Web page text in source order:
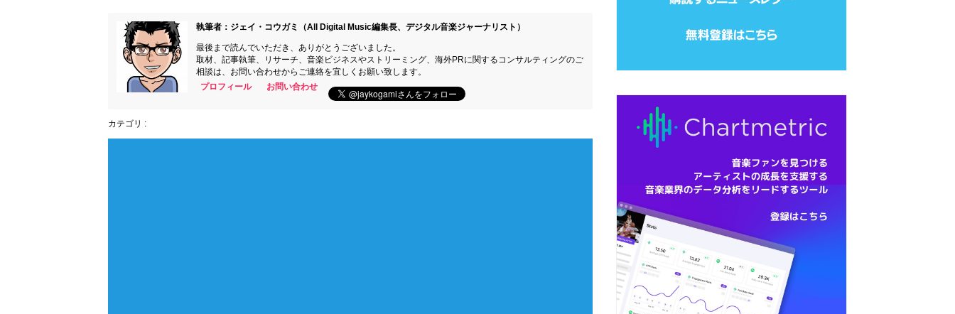
執筆者：ジェイ・コウガミ（All Digital Music編集長、デジタル音楽ジャーナリスト）
最後まで読んでいただき、ありがとうございました。
取材、記事執筆、リサーチ、音楽ビジネスやストリーミング、海外PRに関するコンサルティングのご
相談は、お問い合わせからご連絡を宜しくお願い致します。
プロフィール
お問い合わせ
カテゴリ :